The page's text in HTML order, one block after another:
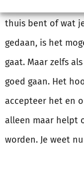
thuis bent of wat
gedaan, is het
gaat. Maar zelfs
goed gaan. Het
accepteer het en
alleen maar helpt
worden. Je weet